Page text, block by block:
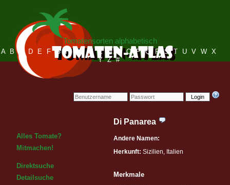
Login
Tomatensorten alphabetisch
A B C D E F G H I J K L M N O P Q R S T U V W X
Y Z #
Alles Tomate?
Mitmachen!
Direktsuche
Detailsuche
Di Panarea
Andere Namen:
Herkunft: Sizilien, Italien
Merkmale